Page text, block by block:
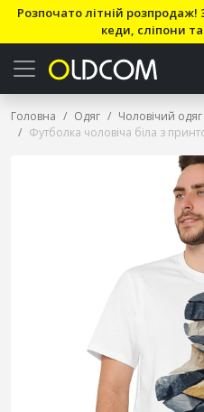
Розпочато літній
кеди, сліпони
Головна Одяг Чоловічий одяг
Футболка чоловіча біла з